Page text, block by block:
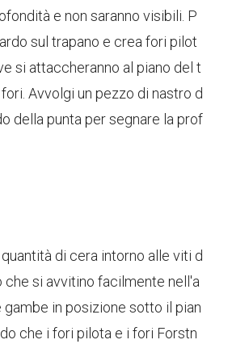
e non saranno visibili. P
sul trapano e crea fori pilot
si attaccheranno al piano del t
Avvolgi un pezzo di nastro d
della punta per segnare la prof
di cera intorno alle viti d
che si avvitino facilmente nell'a
gambe in posizione sotto il pian
che i fori pilota e i fori Forstn